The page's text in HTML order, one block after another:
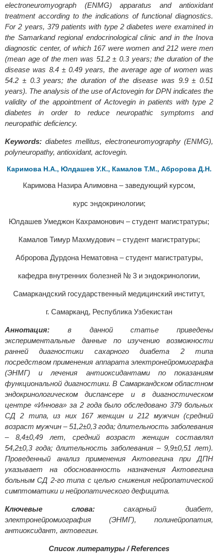
electroneuromyograph (ENMG) apparatus and antioxidant
treatment according to the indications of functional diagnostics.
For 2 years, 379 patients with type 2 diabetes were examined in
the Samarkand regional endocrinological clinic and in the Inova
diagnostic center, of which 167 were women and 212 were men
(mean age of the men was 51.2 ± 0.3 years; the duration of the
disease was 8.4 ± 0.49 years, the average age of women was
54.2 ± 0.3 years; the duration of the disease was 9.9 ± 0.51
years). The analysis of the use of Actovegin for DPN indicates the
validity of the appointment of Actovegin in patients with type 2
diabetes in order to reduce neuropathic symptoms and
neuropathic deficiency.
Keywords: diabetes mellitus, electroneuromyography (ENMG),
polyneuropathy, antioxidant, actovegin.
Каримова Н.А., Юлдашев У.К., Камалов Т.М., Абророва Д.Н.
Каримова Назира Алимовна – заведующий курсом,
курс эндокринологии;
Юлдашев Умеджон Кахрамонович – студент магистратуры;
Камалов Тимур Махмудович – студент магистратуры;
Абророва Дурдона Нематовна – студент магистратуры,
кафедра внутренних болезней № 3 и эндокринологии,
Самаркандский государственный медицинский институт,
г. Самарканд, Республика Узбекистан
Аннотация: в данной статье приведены
экспериментальные данные по изучению возможности
ранней диагностики сахарного диабета 2 типа
посредством применения аппарата электронейромиографа
(ЭНМГ) и лечения антиоксидантами по показаниям
функциональной диагностики. В Самаркандском областном
эндокринологическом диспансере и в диагностическом
центре «Иннова» за 2 года было обследовано 379 больных
СД 2 типа, из них 167 женщин и 212 мужчин (средний
возраст мужчин – 51,2±0,3 года; длительность заболевания
– 8,4±0,49 лет, средний возраст женщин составлял
54,2±0,3 года; длительность заболевания – 9,9±0,51 лет).
Проведенный анализ применения Актовегина при ДПН
указывает на обоснованность назначения Актовегина
больным СД 2-го типа с целью снижения нейропатической
симптоматики и нейропатического дефицита.
Ключевые слова:сахарный диабет,
электронейромиография (ЭНМГ), полинейропатия,
антиоксидант, актовегин.
Список литературы / References